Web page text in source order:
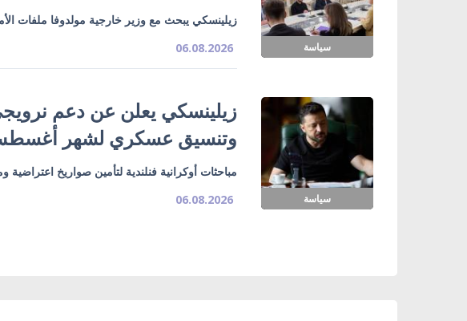
سياسة
زيلينسكي يبحث مع وزير خارجية مولدوفا ملفات
06.08.2026
سياسة
زيلينسكي يعلن عن دعم
وتنسيق عسكري لشهر
مباحثات أوكرانية فنلندية لتأمين صواريخ
06.08.2026